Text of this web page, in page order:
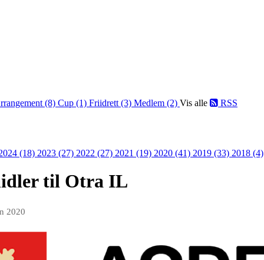
(8) Cup (1) Friidrett (3) Medlem (2) Vis alle RSS
(18) 2023 (27) 2022 (27) 2021 (19) 2020 (41) 2019 (33) 2018 (4)
til Otra IL
2020